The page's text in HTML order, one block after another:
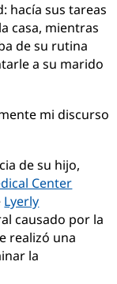
hacía sus tareas
casa, mientras
de su rutina
a su marido
mi discurso
de su hijo,
Center
Lyerly
causado por la
realizó una
la